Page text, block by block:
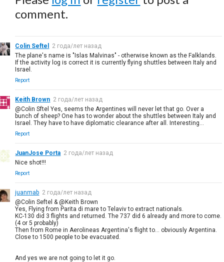
comment.
Colin Seftel
2 года/лет назад
The plane's name is "Islas Malvinas" - otherwise known as the Falklands.
If the activity log is correct it is currently flying shuttles between Italy and
Israel.
Report
Keith Brown 2 года/лет назад
@Colin Sftel Yes, seems the Argentines will never let that go. Over a
bunch of sheep? One has to wonder about the shuttles between Italy and
Israel. They have to have diplomatic clearance after all. Interesting...
Report
JuanJose Porta 2 года/лет назад
Nice shot!!!
Report
juanmab 2 года/лет назад
@Colin Seftel & @Keith Brown
Yes, Flying from Parita di mare to Telaviv to extract nationals.
KC-130 did 3 flights and returned. The 737 did 6 already and more to come.
(4 or 5 probably)
Then from Rome in Aerolineas Argentina's flight to... obviously Argentina.
Close to 1500 people to be evacuated.
And yes we are not going to let it go.